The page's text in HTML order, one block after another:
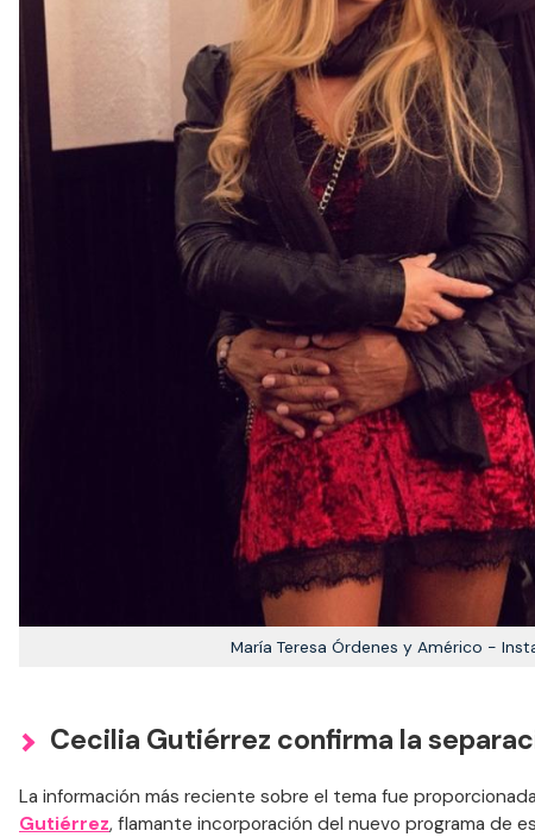
María Teresa Órdenes y Américo -
Cecilia Gutiérrez confirma la
La información más reciente sobre el tema fue
Gutiérrez, flamante incorporación del nuevo programa de